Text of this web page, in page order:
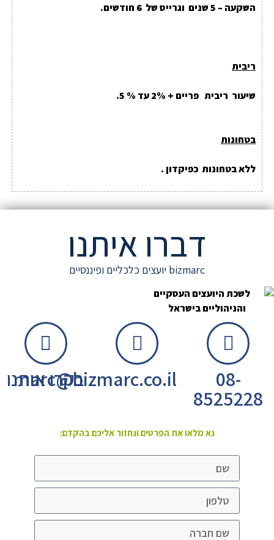
השקעה – 5 שנים וגרייס של 6 חודשים.
ריבית
שיעור ריבית פריים + 2% עד % 5.
בטחונות
ללא בטחונות כפיקדון .
דברו איתנו
bizmarc יועצים כלכליים ופיננסיים
08-
8525228
marc@bizmarc.co.il
בקרו אותנו
נא מלאו את הפרטים ונחזור אליכם בהקדם: